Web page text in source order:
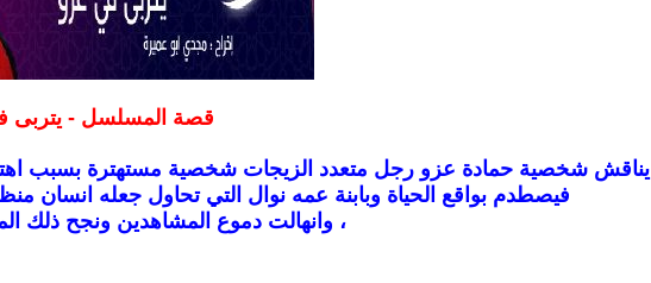
قصة المسلسل - يتربى
يناقش شخصية حمادة عزو رجل متعدد الزيجات شخصية مستهترة بسبب
فيصطدم بواقع الحياة وبابنة عمه نوال التي تحاول جعله انسان
، وانهالت دموع المشاهدين ونجح ذلك